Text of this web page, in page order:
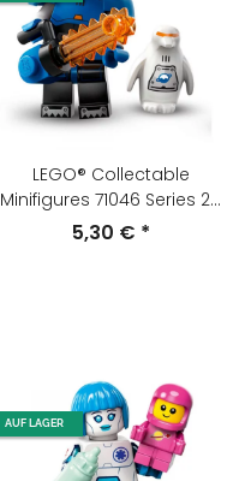
LEGO® Collectable
Minifigures 71046 Series 26
Eisplanetenforscherin
5,30 € *
AUF LAGER